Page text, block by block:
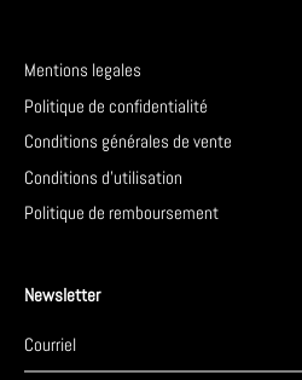
Mentions legales
Politique de confidentialité
Conditions générales de vente
Conditions d'utilisation
Politique de remboursement
Newsletter